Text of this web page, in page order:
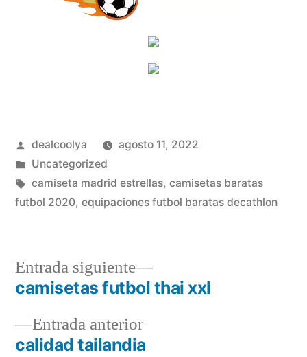
Publicado
por
dealcoolya
agosto 11, 2022
Publicado
en
Uncategorized
Etiquetas:
camiseta madrid estrellas, camisetas baratas
futbol 2020, equipaciones futbol baratas decathlon
Navegación
deEntrada anteriorEntrada
anterior:
calidad tailandia
Entrada siguiente
Entrada
siguiente:
camisetas futbol thai xxl